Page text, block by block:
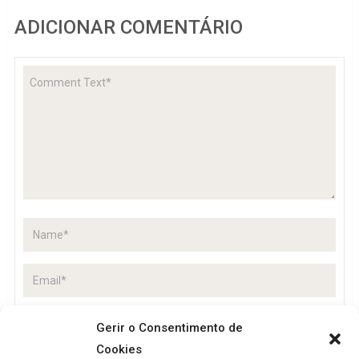
Gerir o Consentimento de
Cookies
ADICIONAR COMENTÁRIO